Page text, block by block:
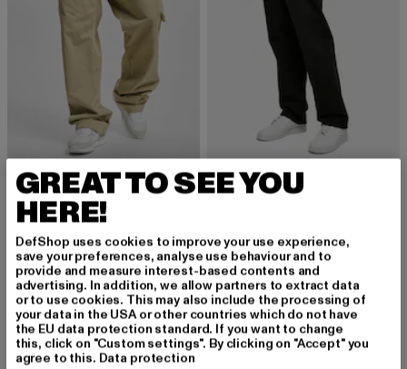
URBAN CLASSICS
Straight Leg
36,99 EUR
Derzeitiger Preis: 36,99 EUR
49,99 EUR
URBAN CLASSICS
Canvas
-53%
GREAT TO SEE YOU
HERE!
DefShop uses cookies to improve your use experience,
save your preferences, analyse use behaviour and to
provide and measure interest-based contents and
advertising. In addition, we allow partners to extract data
or to use cookies. This may also include the processing of
your data in the USA or other countries which do not have
the EU data protection standard. If you want to change
this, click on "Custom settings". By clicking on "Accept" you
agree to this. Data protection